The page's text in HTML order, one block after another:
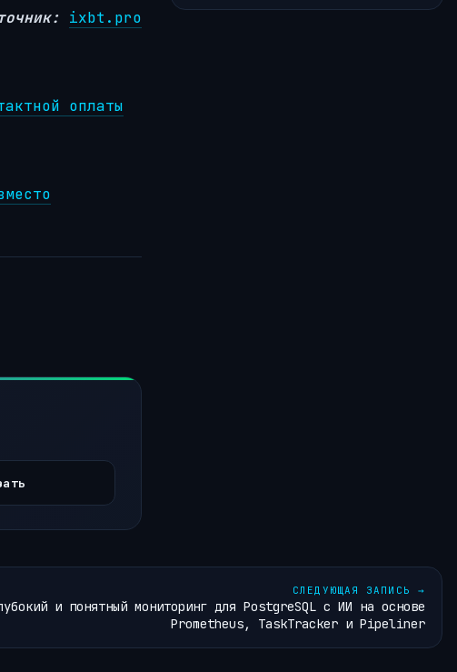
ixbt.pro
оплаты
СЛЕДУЮЩАЯ ЗАПИСЬ →
и понятный мониторинг для PostgreSQL с ИИ на основе
Prometheus, TaskTracker и Pipeliner